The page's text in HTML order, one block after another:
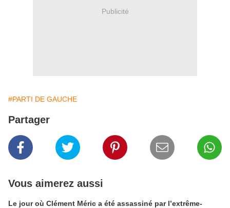
Publicité
#PARTI DE GAUCHE
Partager
Vous aimerez aussi
Le jour où Clément Méric a été assassiné par l’extrême-